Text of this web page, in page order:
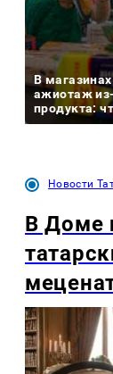
В
ажиотаж из-
продукта:
Новости
В Доме